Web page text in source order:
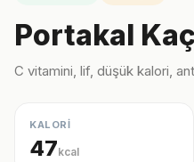
Portakal
C vitamini, lif, düşük kalori,
KALORİ
47kcal